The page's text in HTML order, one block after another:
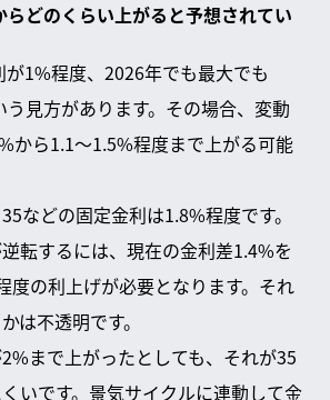
どのくらい上がると予想されてい
1%程度、2026年でも最大でも
見方があります。その場合、変動
から1.1～1.5%程度まで上がる可能
などの固定金利は1.8%程度です。
転するには、現在の金利差1.4%を
度の利上げが必要となります。それ
は不透明です。
まで上がったとしても、それが35
いです。景気サイクルに連動して金